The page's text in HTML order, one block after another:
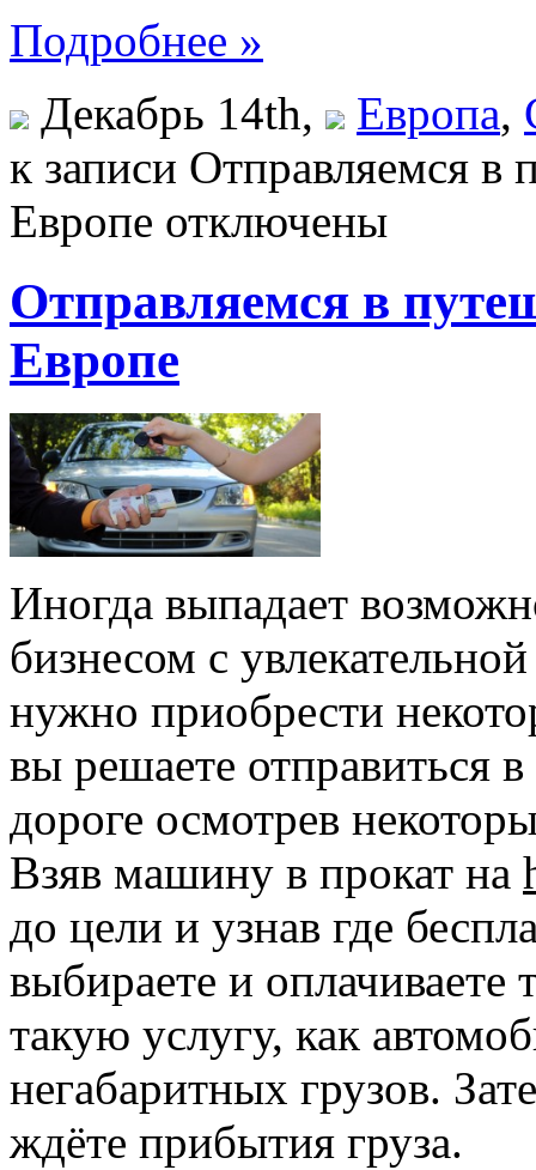
Подробнее »
Декабрь 14th,
Европа,
к записи Отправляемся в
Европе отключены
Отправляемся в
Европе
Иногда выпадает
бизнесом с
нужно приобрести
вы решаете отправиться
дороге осмотрев
Взяв машину в прокат на
до цели и узнав где
выбираете и оплачиваете
такую услугу, как
негабаритных грузов.
ждёте прибытия груза.